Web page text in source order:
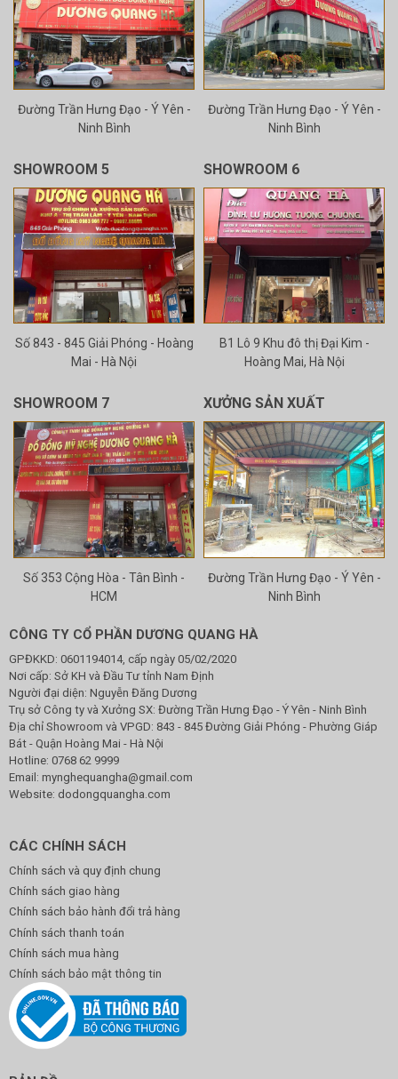
Đường Trần Hưng Đạo - Ý Yên -
Ninh Bình
Đường Trần Hưng Đạo - Ý Yên -
Ninh Bình
SHOWROOM 5
Số 843 - 845 Giải Phóng - Hoàng
Mai - Hà Nội
SHOWROOM 6
B1 Lô 9 Khu đô thị Đại Kim -
Hoàng Mai, Hà Nội
SHOWROOM 7
Số 353 Cộng Hòa - Tân Bình -
HCM
XƯỞNG SẢN XUẤT
Đường Trần Hưng Đạo - Ý Yên -
Ninh Bình
CÔNG TY CỔ PHẦN DƯƠNG QUANG HÀ
GPĐKKD: 0601194014, cấp ngày 05/02/2020
Nơi cấp: Sở KH và Đầu Tư tỉnh Nam Định
Người đại diện: Nguyễn Đăng Dương
Trụ sở Công ty và Xưởng SX: Đường Trần Hưng Đạo - Ý Yên - Ninh Bình
Địa chỉ Showroom và VPGD: 843 - 845 Đường Giải Phóng - Phường Giáp
Bát - Quận Hoàng Mai - Hà Nội
Hotline: 0768 62 9999
Email: mynghequangha@gmail.com
Website: dodongquangha.com
CÁC CHÍNH SÁCH
Chính sách và quy định chung
Chính sách giao hàng
Chính sách bảo hành đổi trả hàng
Chính sách thanh toán
Chính sách mua hàng
Chính sách bảo mật thông tin